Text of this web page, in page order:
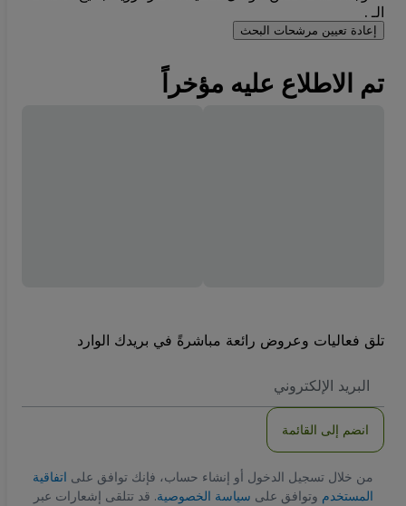
الـ .
إعادة تعيين مرشحات البحث
تم الاطلاع عليه مؤخراً
تلق فعاليات وعروض رائعة مباشرةً في بريدك الوارد
الاكتروني
انضم إلى القائمة
من خلال تسجيل الدخول أو إنشاء حساب، فإنك توافق على اتفاقية
المستخدم وتوافق على سياسة الخصوصية. قد تتلقى إشعارات عبر